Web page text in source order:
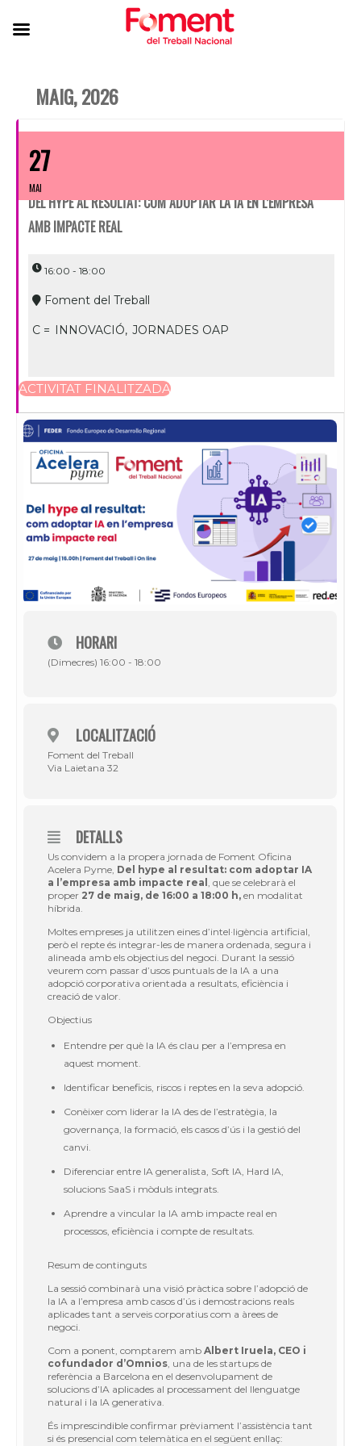
MAIG, 2026
27
MAI
DEL HYPE AL RESULTAT: COM ADOPTAR LA IA EN L’EMPRESA
AMB IMPACTE REAL
16:00 - 18:00
Foment del Treball
C = INNOVACIÓ, JORNADES OAP
ACTIVITAT FINALITZADA
HORARI
(Dimecres) 16:00 - 18:00
LOCALITZACIÓ
Foment del Treball
Via Laietana 32
DETALLS
Us convidem a la propera jornada de Foment Oficina
Acelera Pyme, Del hype al resultat: com adoptar IA
a l’empresa amb impacte real , que se celebrarà el
proper 27 de maig, de 16:00 a 18:00 h, en modalitat
híbrida.
Moltes empreses ja utilitzen eines d’intel·ligència artificial,
però el repte és integrar-les de manera ordenada, segura i
alineada amb els objectius del negoci. Durant la sessió
veurem com passar d’usos puntuals de la IA a una
adopció corporativa orientada a resultats, eficiència i
creació de valor.
Objectius
Entendre per què la IA és clau per a l’empresa en
aquest moment.
Identificar beneficis, riscos i reptes en la seva adopció.
Conèixer com liderar la IA des de l’estratègia, la
governança, la formació, els casos d’ús i la gestió del
canvi.
Diferenciar entre IA generalista, Soft IA, Hard IA,
solucions SaaS i mòduls integrats.
Aprendre a vincular la IA amb impacte real en
processos, eficiència i compte de resultats.
Resum de continguts
La sessió combinarà una visió pràctica sobre l’adopció de
la IA a l’empresa amb casos d’ús i demostracions reals
aplicades tant a serveis corporatius com a àrees de
negoci.
Com a ponent, comptarem amb Albert Iruela, CEO i
cofundador d’Omnios , una de les startups de
referència a Barcelona en el desenvolupament de
solucions d’IA aplicades al processament del llenguatge
natural i la IA generativa.
És imprescindible confirmar prèviament l’assistència tant
si és presencial com telemàtica en el següent enllaç: